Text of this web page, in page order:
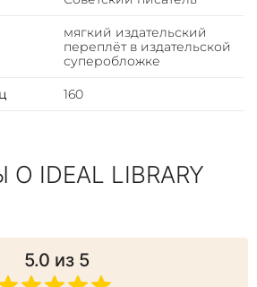
мягкий издательский
переплёт в издательской
суперобложке
160
IDEAL LIBRARY
5.0 из 5